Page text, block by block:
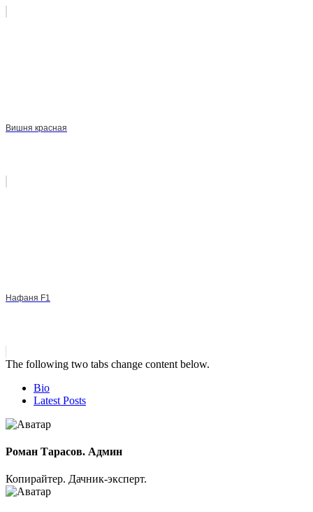
Вишня красная
Нафаня F1
The following two tabs change content below.
Bio
Latest Posts
Роман Тарасов. Админ
Копирайтер. Дачник-эксперт.